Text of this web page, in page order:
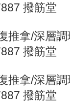
撥筋堂
推拿/深層
撥筋堂
推拿/深層
撥筋堂